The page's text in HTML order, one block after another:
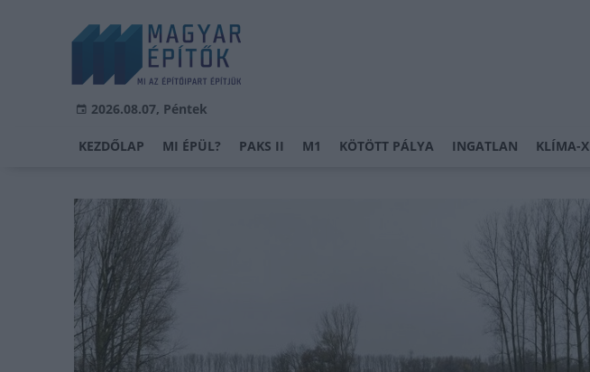
2026.08.07, Péntek
KEZDŐLAP MI ÉPÜL? PAKS II M1 KÖTÖTT PÁLYA INGATLAN KLÍMA-X